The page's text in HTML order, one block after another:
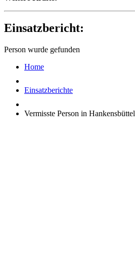
Einsatzbericht:
Person wurde gefunden
Home
Einsatzberichte
Vermisste Person in Hankensbüttel